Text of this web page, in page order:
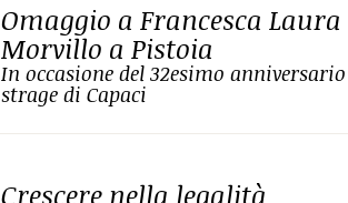
Omaggio a Francesca Laura
Morvillo a Pistoia
In occasione del 32esimo
strage di Capaci
Crescere nella legalità